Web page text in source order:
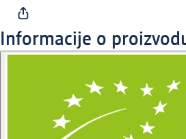
Informacije o